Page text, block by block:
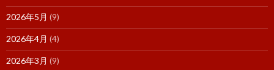
2026年5月 (9)
2026年4月 (4)
2026年3月 (9)